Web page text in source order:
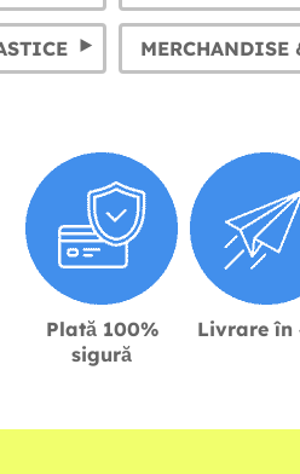
Plată 100%
sigură
Livrare în